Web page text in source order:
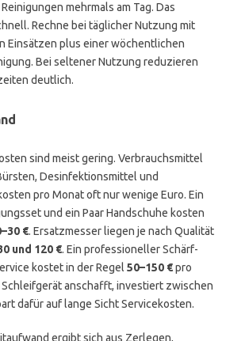
mehrmals am Tag. Das
Rechne bei täglicher Nutzung mit
Einsätzen plus einer wöchentlichen
Bei seltener Nutzung reduzieren
deutlich.
sind meist gering. Verbrauchsmittel
Desinfektionsmittel und
pro Monat oft nur wenige Euro. Ein
und ein Paar Handschuhe kosten
€. Ersatzmesser liegen je nach Qualität
und 120 €. Ein professioneller Schärf-
kostet in der Regel 50–150 €pro
Schleifgerät anschafft, investiert zwischen
dafür auf lange Sicht Servicekosten.
ergibt sich aus Zerlegen,